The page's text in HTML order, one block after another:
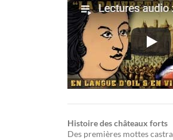
Histoire des châteaux forts
Des premières mottes